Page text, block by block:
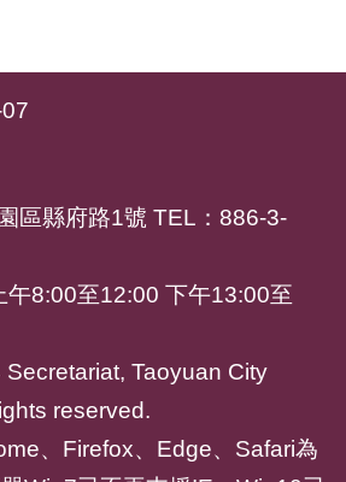
區縣府路1號 TEL：886-3-
午8:00至12:00 下午13:00至
Taoyuan City
reserved.
、Firefox、Edge、Safari為